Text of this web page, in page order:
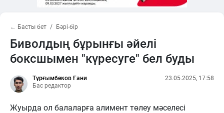
← Басты бет Бәрі-бір
Биволдың бұрынғы әйелі
боксшымен "күресуге" бел буды
Тұрғымбеков Ғани
Бас редактор
23.05.2025, 17:58
Жуырда ол балаларға алимент төлеу мәселесі